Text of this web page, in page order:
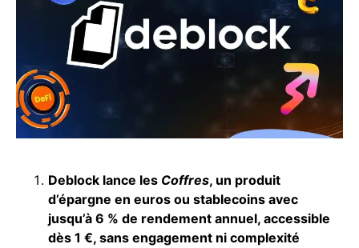
Deblock lance les Coffres, un produit
d’épargne en euros ou stablecoins avec
jusqu’à 6 % de rendement annuel, accessible
dès 1 €, sans engagement ni complexité